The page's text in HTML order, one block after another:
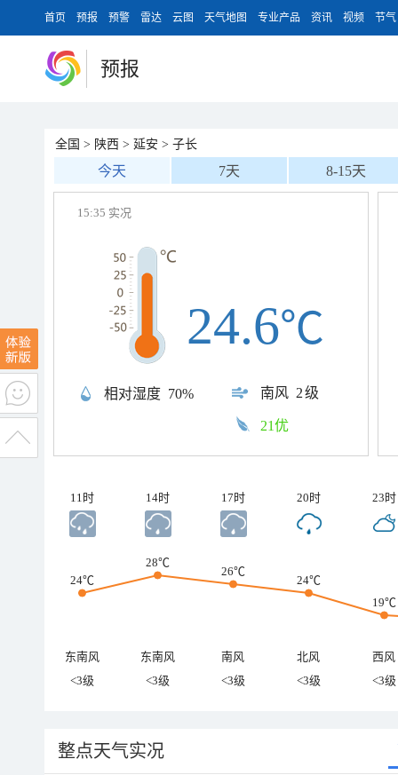
首页 预报 预警 雷达 云图 天气地图 专业产品 资讯 视频 节气
预报
全国 > 陕西 > 延安 > 子长
今天 7天 8-15天
15:35 实况
相对湿度 70% 南风 2级
24.6℃
21优
11时 14时 17时 20时 23时
24℃
28℃
26℃
24℃
19℃
东南风 东南风 南风 北风
西风
<3级
<3级 <3级 <3级 <3级
整点天气实况